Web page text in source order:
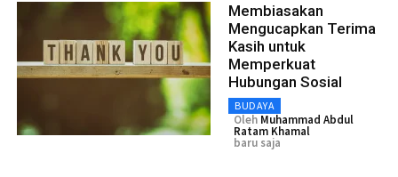
Membiasakan
Mengucapkan Terima
Kasih untuk
Memperkuat
Hubungan Sosial
BUDAYA
Oleh Muhammad Abdul
Ratam Khamal
baru saja